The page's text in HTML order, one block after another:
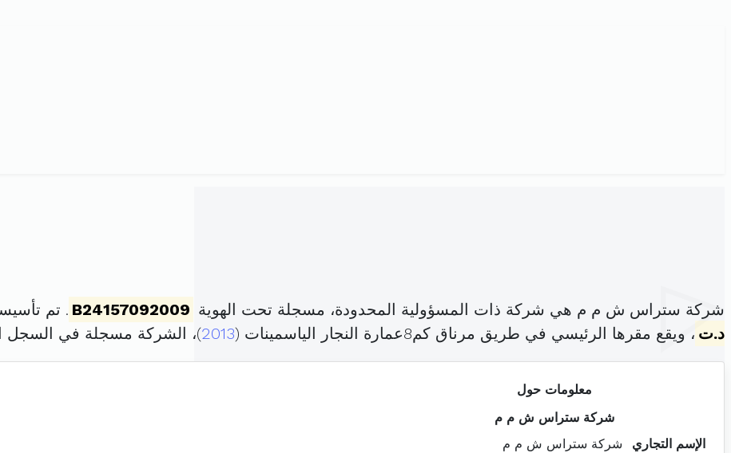
شركة ستراس ش م م هي شركة ذات المسؤولية المحدودة، مسجلة تحت الهوية B24157092009 . تم تأسيسها في 20 أكتوبر
د.ت ، ويقع مقرها الرئيسي في طريق مرناق كم8عمارة النجار الياسمينات ( 2013)، الشركة مسجلة في السجل
معلومات حول
شركة ستراس ش م م
الإسم التجاري
شركة ستراس ش م م